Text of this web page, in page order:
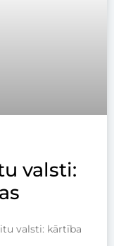
valsti:
valsti: kārtība